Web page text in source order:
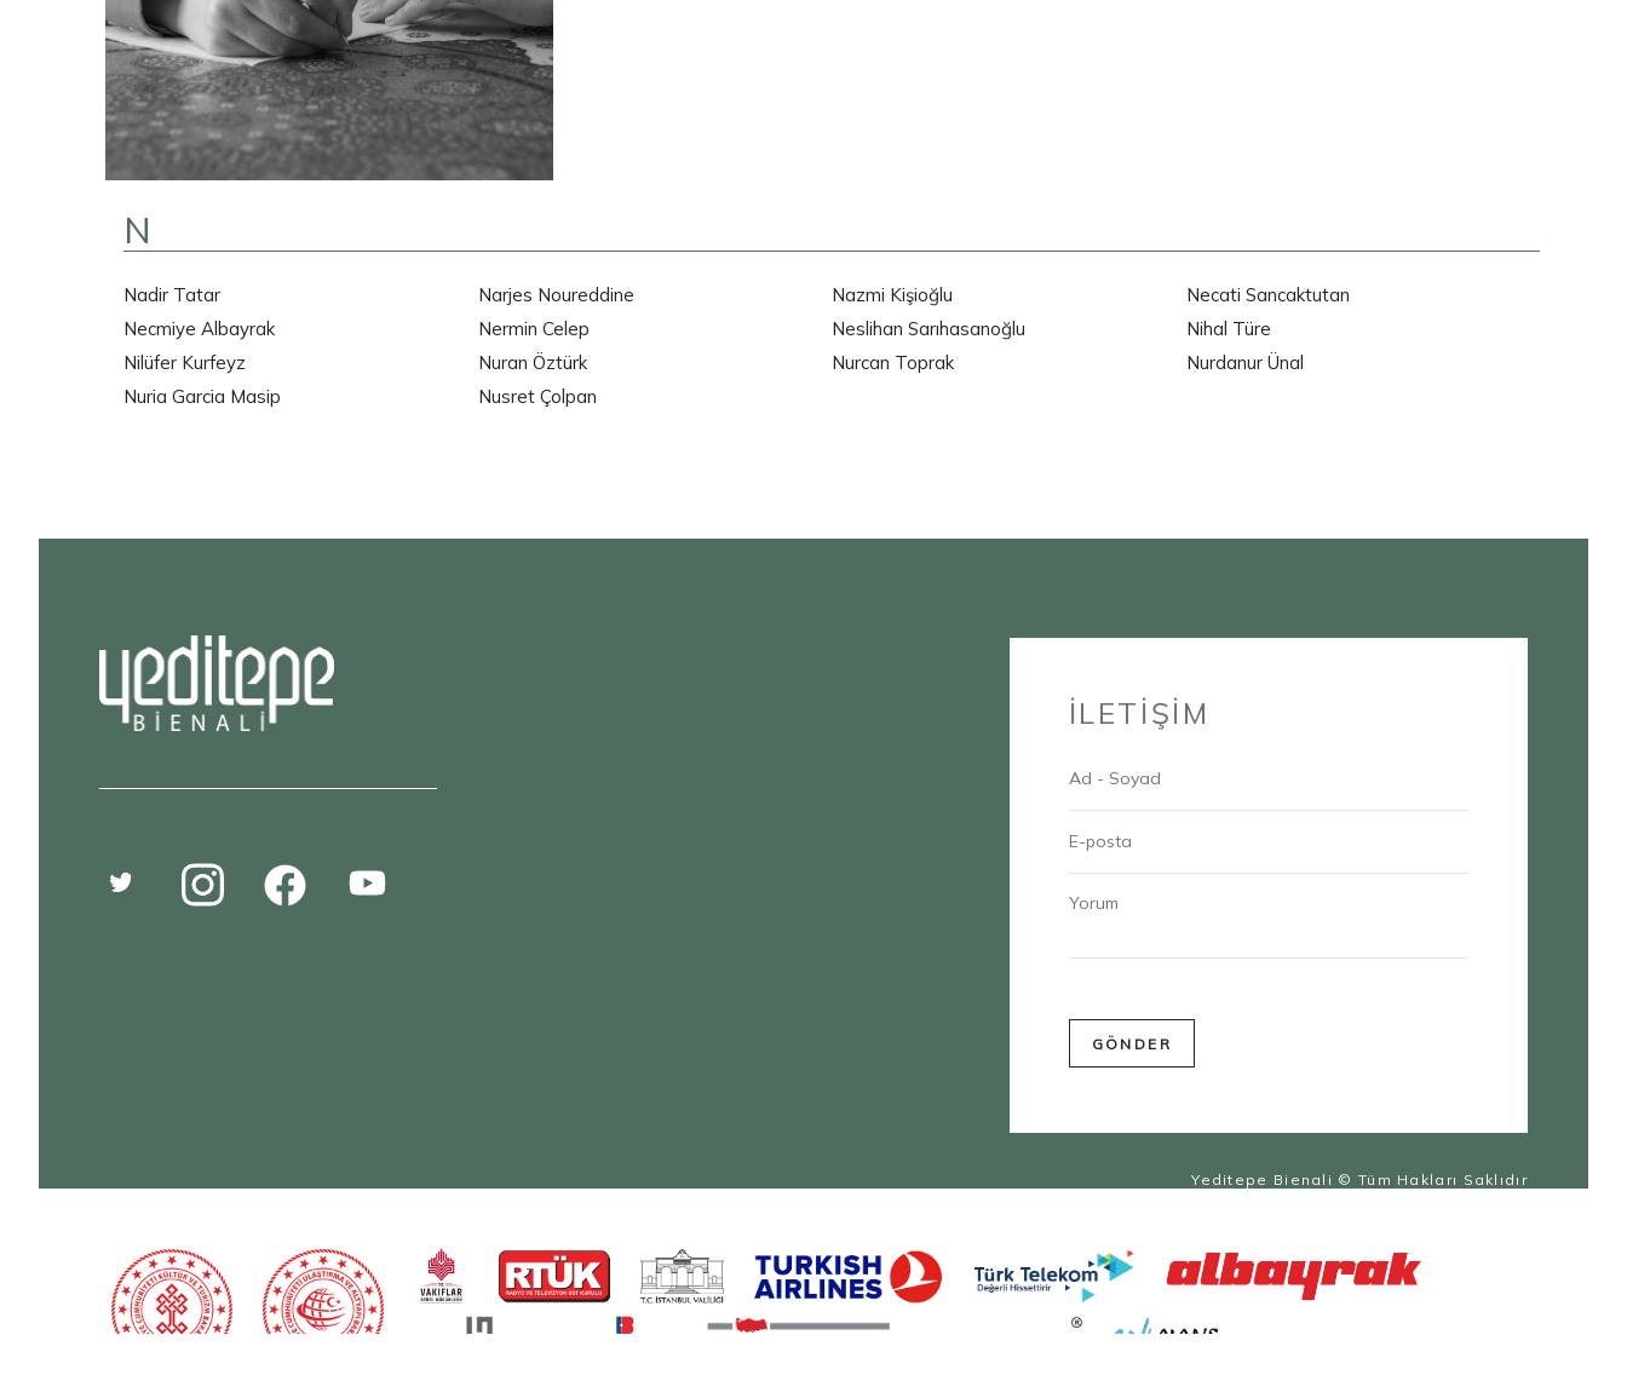
N
Nadir Tatar Narjes Noureddine Nazmi Kişioğlu
Necati Sancaktutan
Necmiye Albayrak
Nermin Celep Neslihan Sarıhasanoğlu
Nihal Türe
Nilüfer Kurfeyz
Nuran Öztürk Nurcan Toprak
Nurdanur Ünal
Nuria Garcia Masip
Nusret Çolpan
İLETİŞİM
Yeditepe Bienali © Tüm Hakları Saklıdır